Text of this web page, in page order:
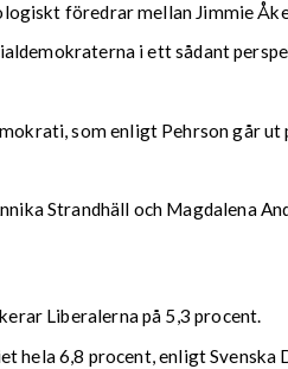
föredrar mellan Jimmie
i ett sådant
som enligt Pehrson går ut
Strandhäll och Magdalena
Liberalerna på 5,3 procent.
hela 6,8 procent, enligt Svenska